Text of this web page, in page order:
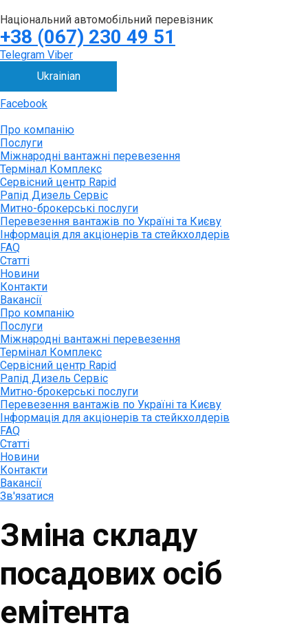
Національний автомобільний перевізник
+38 (067) 230 49 51
Telegram Viber
Ukrainian
Facebook
Про компанію
Послуги
Міжнародні вантажні перевезення
Термінал Комплекс
Сервісний центр Rapid
Рапід Дизель Сервіс
Митно-брокерські послуги
Перевезення вантажів по Україні та Києву
Інформація для акціонерів та стейкхолдерів
FAQ
Статті
Новини
Контакти
Вакансії
Про компанію
Послуги
Міжнародні вантажні перевезення
Термінал Комплекс
Сервісний центр Rapid
Рапід Дизель Сервіс
Митно-брокерські послуги
Перевезення вантажів по Україні та Києву
Інформація для акціонерів та стейкхолдерів
FAQ
Статті
Новини
Контакти
Вакансії
Зв'язатися
Зміна складу
посадових осіб
емітента